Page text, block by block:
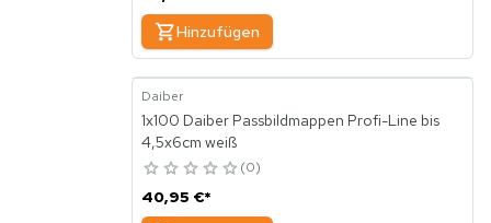
Hinzufügen
Daiber
1x100 Daiber Passbildmappen Profi-Line bis
4,5x6cm weiß
0
40,95 €*